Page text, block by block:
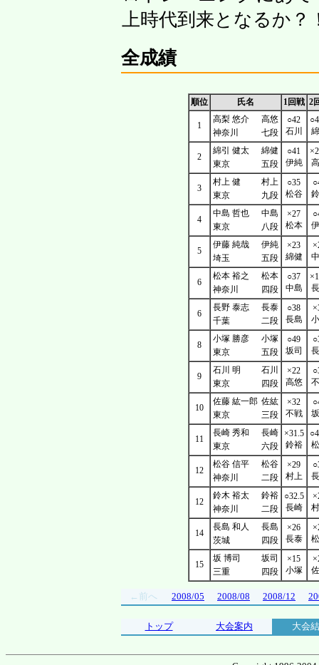
上時代到来となるか？
全成績
順位 氏名 1回戦 2
1
高梨 悠介
高悠
神奈川
七段
○42
石川
2
綿引 健太
綿健
東京
五段
○41
伊純
3
村上 健
村上
東京
九段
○35
松谷
4
中島 哲也
中島
東京
八段
×27
松本
5
伊藤 純哉
伊純
埼玉
五段
×23
綿健
6
松本 裕之
松本
神奈川
四段
○37
中島
6
長野 泰志
長泰
千葉
二段
○38
長島
8
小塚 勝彦
小塚
東京
五段
○49
坂司
9
石川 明
石川
東京
四段
×22
高悠
10
佐藤 紘一郎 佐紘
東京
三段
×32
不戦
11
長崎 秀和
長崎
東京
六段
×31.5
鈴裕
12
松谷 信平
松谷
神奈川
二段
×29
村上
12
鈴木 裕太
鈴裕
神奈川
二段
○32.5
長崎
14
長島 和人
長島
茨城
四段
×26
長泰
15
坂 博司
坂司
三重
四段
×15
小塚
←前へ 2008/05 2008/08 2008/12
トップ 大会案内 大会